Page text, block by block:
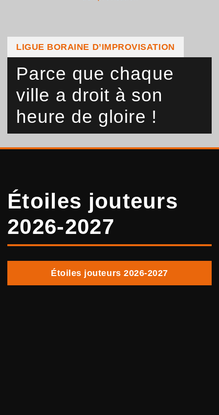
LIGUE BORAINE D’IMPROVISATION
Parce que chaque
ville a droit à son
heure de gloire !
Étoiles jouteurs
2026-2027
Étoiles jouteurs 2026-2027